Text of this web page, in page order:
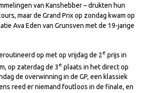
Keuring
van Kanshebber – drukten hun
maar de Grand Prix op zondag kwam op
Ava Eden van Grunsven met de 19-jarige
op met op vrijdag de 2e prijs in
op zaterdag de 3 e plaats in het direct op
de overwinning in de GP, een klassiek
reed er niemand foutloos in de finale, en